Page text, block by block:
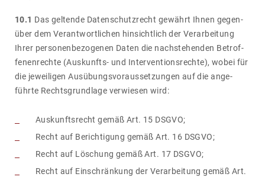
10.1 Das geltende Daten­schutz­recht gewährt Ihnen gegen­
über dem Verant­wort­li­chen hinsicht­lich der Verar­bei­tung
Ihrer perso­nen­be­zo­genen Daten die nach­ste­henden Betrof­
fe­nen­rechte (Auskunfts- und Inter­ven­ti­ons­rechte), wobei für
die jewei­ligen Ausübungs­vor­aus­set­zungen auf die ange­
führte Rechts­grund­lage verwiesen wird:
Auskunftsrecht gemäß Art. 15 DSGVO;
Recht auf Berichtigung gemäß Art. 16 DSGVO;
Recht auf Löschung gemäß Art. 17 DSGVO;
Recht auf Einschränkung der Verarbeitung gemäß Art.